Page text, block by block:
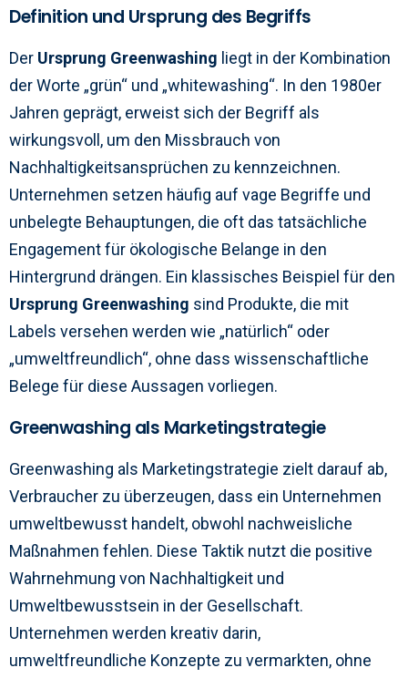
Definition und Ursprung des Begriffs
Der Ursprung Greenwashing liegt in der Kombination
der Worte „grün“ und „whitewashing“. In den 1980er
Jahren geprägt, erweist sich der Begriff als
wirkungsvoll, um den Missbrauch von
Nachhaltigkeitsansprüchen zu kennzeichnen.
Unternehmen setzen häufig auf vage Begriffe und
unbelegte Behauptungen, die oft das tatsächliche
Engagement für ökologische Belange in den
Hintergrund drängen. Ein klassisches Beispiel für den
Ursprung Greenwashing sind Produkte, die mit
Labels versehen werden wie „natürlich“ oder
„umweltfreundlich“, ohne dass wissenschaftliche
Belege für diese Aussagen vorliegen.
Greenwashing als Marketingstrategie
Greenwashing als Marketingstrategie zielt darauf ab,
Verbraucher zu überzeugen, dass ein Unternehmen
umweltbewusst handelt, obwohl nachweisliche
Maßnahmen fehlen. Diese Taktik nutzt die positive
Wahrnehmung von Nachhaltigkeit und
Umweltbewusstsein in der Gesellschaft.
Unternehmen werden kreativ darin,
umweltfreundliche Konzepte zu vermarkten, ohne